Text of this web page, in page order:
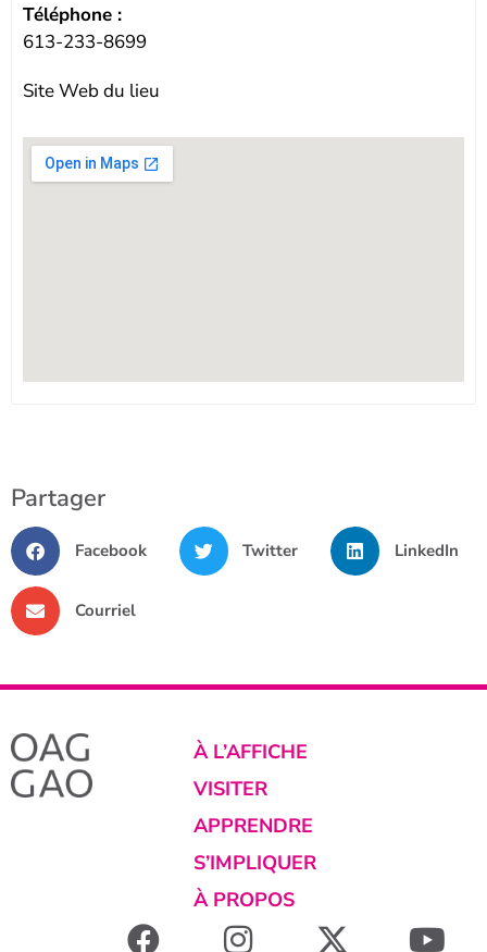
Téléphone :
613-233-8699
Site Web du lieu
Partager
Facebook Twitter LinkedIn
Courriel
À L’AFFICHE
VISITER
APPRENDRE
S’IMPLIQUER
À PROPOS